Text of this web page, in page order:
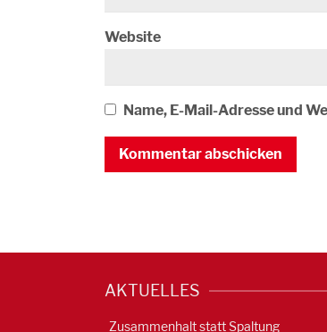
Website
Name, E-Mail-Adresse und
AKTUELLES
Zusammenhalt statt Spaltung